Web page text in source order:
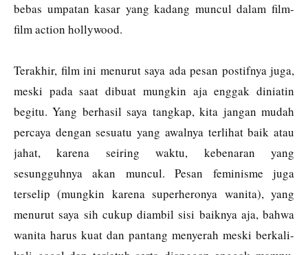
bebas umpatan kasar yang kadang muncul dalam film-
film action hollywood.
Terakhir, film ini menurut saya ada pesan postifnya juga,
meski pada saat dibuat mungkin aja enggak diniatin
begitu. Yang berhasil saya tangkap, kita jangan mudah
percaya dengan sesuatu yang awalnya terlihat baik atau
jahat, karena seiring waktu, kebenaran yang
sesungguhnya akan muncul. Pesan feminisme juga
terselip (mungkin karena superheronya wanita), yang
menurut saya sih cukup diambil sisi baiknya aja, bahwa
wanita harus kuat dan pantang menyerah meski berkali-